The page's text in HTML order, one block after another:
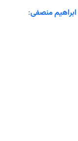
ابراهیم منصفی: